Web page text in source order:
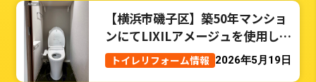
【横浜市磯子区】築50年マンショ
ンにてLIXILアメージュを使用した
トイレリフォーム事例
トイレリフォーム情報 2026年5月19日